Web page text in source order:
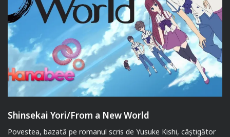
Shinsekai Yori/From a New World
Povestea, bazată pe romanul scris de Yusuke Kishi, câștigător